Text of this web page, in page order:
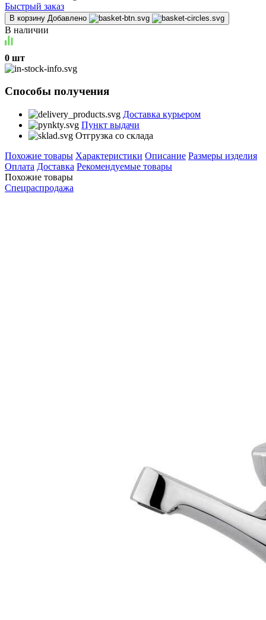
Быстрый заказ
В корзину Добавлено
В наличии
0 шт
Способы получения
Доставка курьером
Пункт выдачи
Отгрузка со склада
Похожие товары Характеристики Описание Размеры изделия
Оплата Доставка Рекомендуемые товары
Похожие товары
Спецраспродажа